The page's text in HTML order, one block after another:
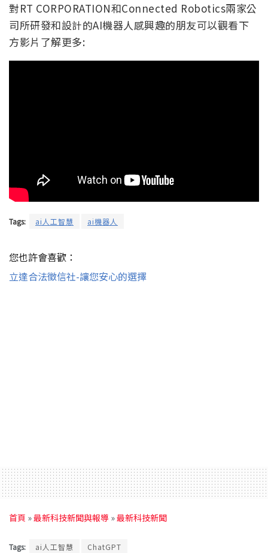
對RT CORPORATION和Connected Robotics兩家公
司所研發和設計的AI機器人感興趣的朋友可以觀看下
方影片了解更多:
Tags: ai人工智慧 ai機器人
您也許會喜歡：
立達合法徵信社-讓您安心的選擇
首頁 »最新科技新聞與報導 »最新科技新聞
Tags: ai人工智慧 ChatGPT